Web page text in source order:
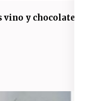
y chocolates